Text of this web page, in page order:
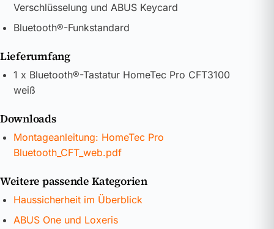
Verschlüsselung und ABUS Keycard
Bluetooth®-Funkstandard
Lieferumfang
1 x Bluetooth®-Tastatur HomeTec Pro CFT3100
weiß
Downloads
Montageanleitung: HomeTec Pro
Bluetooth_CFT_web.pdf
Weitere passende Kategorien
Haussicherheit im Überblick
ABUS One und Loxeris